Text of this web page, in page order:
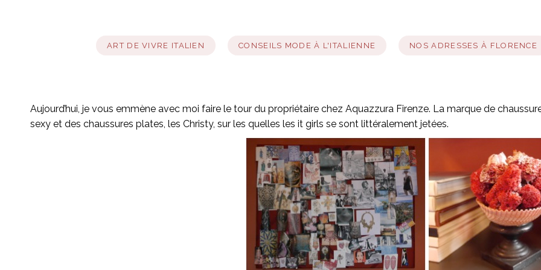
ART DE VIVRE ITALIEN CONSEILS MODE À L'ITALIENNE NOS ADRESSES À FLORENCE
Aujourd’hui, je vous emmène avec moi faire le tour du propriétaire chez Aquazzura Firenze. La marque de
sexy et des chaussures plates, les Christy, sur les quelles les it girls se sont littéralement jetées.